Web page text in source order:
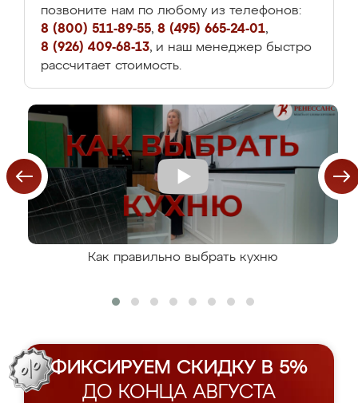
позвоните нам по любому из телефонов:
8 (800) 511-89-55, 8 (495) 665-24-01,
8 (926) 409-68-13, и наш менеджер быстро
рассчитает стоимость.
Как правильно выбрать кухню
ФИКСИРУЕМ СКИДКУ В 5%
ДО КОНЦА АВГУСТА